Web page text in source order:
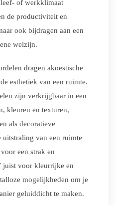
of werkklimaat
de productiviteit en
ook bijdragen aan een
welzijn.
dragen akoestische
esthetiek van een ruimte.
zijn verkrijgbaar in een
kleuren en texturen,
als decoratieve
uitstraling van een ruimte
een strak en
juist voor kleurrijke en
mogelijkheden om je
geluiddicht te maken.